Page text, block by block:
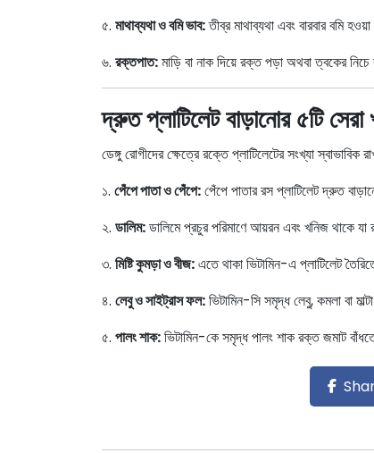
৫. মাথাব্যথা ও বমি ভাব:তীব্র মাথাব্যথা এবং বারবার বমি হওয়া
৬. রক্তপাত:মাড়ি বা নাক দিয়ে রক্ত পড়া অথবা ত্বকের
দ্রুত প্লাটিলেট বাড়ানোর ৫টি সেরা
ডেঙ্গু রোগীদের ক্ষেত্রে রক্তে প্লাটিলেটের সংখ্যা স্বাভাবিক
১. পেঁপে পাতা ও পেঁপে:পেঁপে পাতার রস প্লাটিলেট দ্রুত
২. ডালিম:ডালিমে প্রচুর পরিমাণে আয়রন এবং খনিজ থাকে যা
৩. মিষ্টি কুমড়া ও বীজ:এতে থাকা ভিটামিন-এ প্লাটিলেট
৪. লেবু ও সাইট্রাস ফল:ভিটামিন-সি সমৃদ্ধ লেবু, কমলা বা
৫. পালং শাক:ভিটামিন-কে সমৃদ্ধ পালং শাক রক্ত জমাট